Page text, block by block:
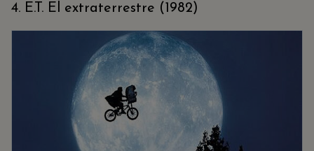
4. E.T. El extraterrestre (1982)